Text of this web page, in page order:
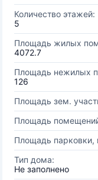
Количество этажей:
5
Площадь жилых
4072.7
Площадь нежилых
126
Площадь зем.
Площадь
Площадь парковки,
Тип дома:
Не заполнено